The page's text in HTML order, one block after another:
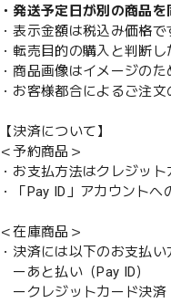
・発送予定日が別の商品
・表示金額は税込み価格で
・転売目的の購入と判断
・商品画像はイメージの
・お客様都合によるご注
【決済について】
＜予約商品＞
・お支払方法はクレジッ
・「Pay ID」アカウントへ
＜在庫商品＞
・決済には以下のお支払
ーあと払い（Pay ID）
ークレジットカード決済